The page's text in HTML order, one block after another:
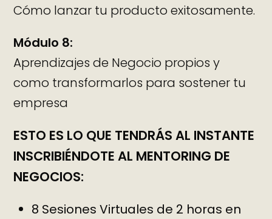
Cómo lanzar tu producto exitosamente.
Módulo 8:
Aprendizajes de Negocio propios y
como transformarlos para sostener tu
empresa
ESTO ES LO QUE TENDRÁS AL INSTANTE
INSCRIBIÉNDOTE AL MENTORING DE
NEGOCIOS:
8 Sesiones Virtuales de 2 horas en